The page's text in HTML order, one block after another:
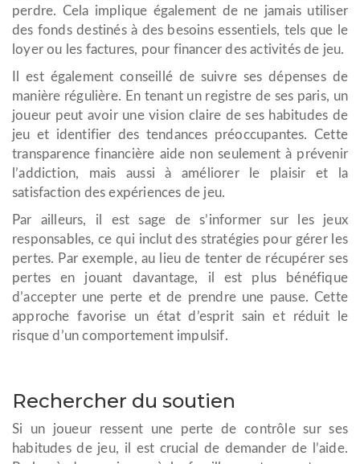
perdre. Cela implique également de ne jamais utiliser
des fonds destinés à des besoins essentiels, tels que le
loyer ou les factures, pour financer des activités de jeu.
Il est également conseillé de suivre ses dépenses de
manière régulière. En tenant un registre de ses paris, un
joueur peut avoir une vision claire de ses habitudes de
jeu et identifier des tendances préoccupantes. Cette
transparence financière aide non seulement à prévenir
l’addiction, mais aussi à améliorer le plaisir et la
satisfaction des expériences de jeu.
Par ailleurs, il est sage de s’informer sur les jeux
responsables, ce qui inclut des stratégies pour gérer les
pertes. Par exemple, au lieu de tenter de récupérer ses
pertes en jouant davantage, il est plus bénéfique
d’accepter une perte et de prendre une pause. Cette
approche favorise un état d’esprit sain et réduit le
risque d’un comportement impulsif.
Rechercher du soutien
Si un joueur ressent une perte de contrôle sur ses
habitudes de jeu, il est crucial de demander de l’aide.